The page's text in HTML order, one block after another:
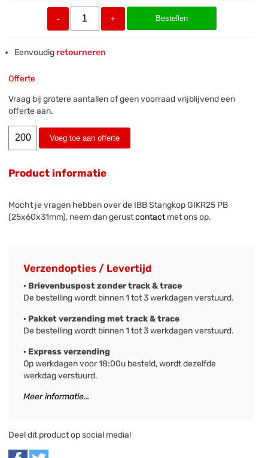
- + Bestellen
Eenvoudigretourneren
Offerte
Vraag bij grotere aantallen of geen voorraad vrijblijvend een
offerte aan.
Voeg toe aan offerte
Product informatie
Mocht je vragen hebben over de IBB Stangkop GIKR25 PB
(25x60x31mm), neem dan gerustcontactmet ons op.
Verzendopties / Levertijd
· Brievenbuspost zonder track & trace
De bestelling wordt binnen 1 tot 3 werkdagen verstuurd.
· Pakket verzending met track & trace
De bestelling wordt binnen 1 tot 3 werkdagen verstuurd.
· Express verzending
Op werkdagen voor 18:00u besteld, wordt dezelfde
werkdag verstuurd.
Meer informatie...
Deel dit product op social media!